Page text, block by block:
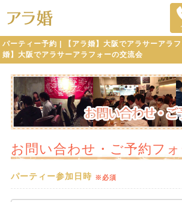
パーティー予約 | 【アラ婚】大阪でアラサーアラ
婚】大阪でアラサーアラフォーの交流会
お問い合わせ・ご予約フォ
パーティー参加日時 ※必須